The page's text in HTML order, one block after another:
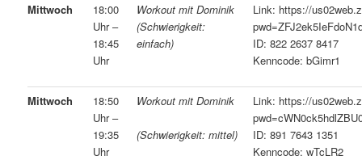
Mittwoch
18:00
Uhr –
18:45
Uhr
Workout mit Dominik
(Schwierigkeit:
einfach)
Link: https://
ID: 822 2637 8417
Kenncode: bGimr1
Mittwoch
18:50
Uhr –
19:35
Uhr
Workout mit Dominik
(Schwierigkeit: mittel)
Link: https://
ID: 891 7643 1351
Kenncode: wTcLR2